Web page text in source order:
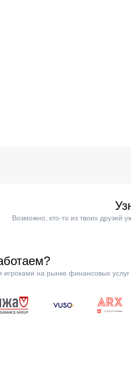
Возможно, кто-то из твоих друзей
на рынке финансовых услуг